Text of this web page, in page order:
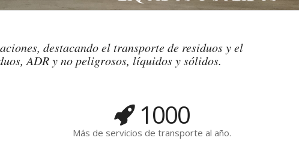
destacando el transporte de residuos y el
ADR y no peligrosos, líquidos y sólidos.
1000
Más de servicios de transporte al año.